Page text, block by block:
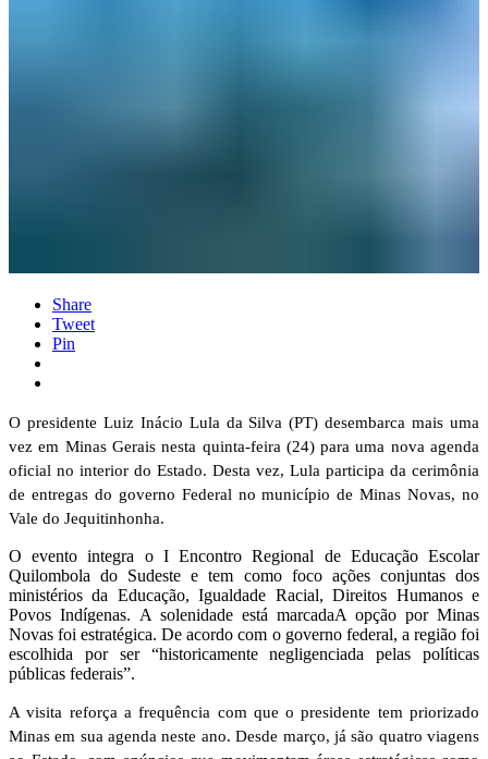
Share
Tweet
Pin
O presidente Luiz Inácio Lula da Silva (PT) desembarca mais uma
vez em Minas Gerais nesta quinta-feira (24) para uma nova agenda
oficial no interior do Estado. Desta vez, Lula participa da cerimônia
de entregas do governo Federal no município de Minas Novas, no
Vale do Jequitinhonha.
O evento integra o I Encontro Regional de Educação Escolar
Quilombola do Sudeste e tem como foco ações conjuntas dos
ministérios da Educação, Igualdade Racial, Direitos Humanos e
Povos Indígenas. A solenidade está marcadaA opção por Minas
Novas foi estratégica. De acordo com o governo federal, a região foi
escolhida por ser “historicamente negligenciada pelas políticas
públicas federais”.
A visita reforça a frequência com que o presidente tem priorizado
Minas em sua agenda neste ano. Desde março, já são quatro viagens